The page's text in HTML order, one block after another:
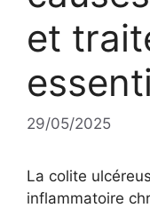
et
29/05/2025
La colite
inflammatoire